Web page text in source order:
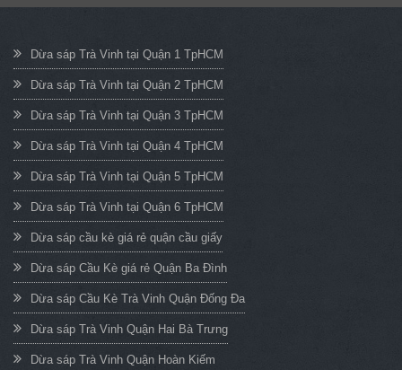
Dừa sáp Trà Vinh tại Quận 1 TpHCM
Dừa sáp Trà Vinh tại Quận 2 TpHCM
Dừa sáp Trà Vinh tại Quận 3 TpHCM
Dừa sáp Trà Vinh tại Quận 4 TpHCM
Dừa sáp Trà Vinh tại Quận 5 TpHCM
Dừa sáp Trà Vinh tại Quận 6 TpHCM
Dừa sáp cầu kè giá rẻ quận cầu giấy
Dừa sáp Cầu Kè giá rẻ Quận Ba Đình
Dừa sáp Cầu Kè Trà Vinh Quận Đống Đa
Dừa sáp Trà Vinh Quận Hai Bà Trưng
Dừa sáp Trà Vinh Quận Hoàn Kiếm